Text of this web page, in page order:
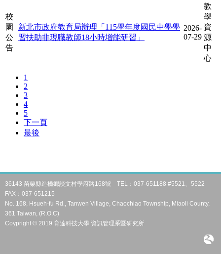
36143 苗栗縣造橋鄉談文村學府路168號 TEL：037-651188 #5521、5522
FAX：037-651215
No. 168, Hsueh-fu Rd., Tanwen Village, Chaochiao Township, Miaoli County,
361 Taiwan, (R.O.C)
Coypright © 2019 育達科技大學 資訊管理系暨研究所